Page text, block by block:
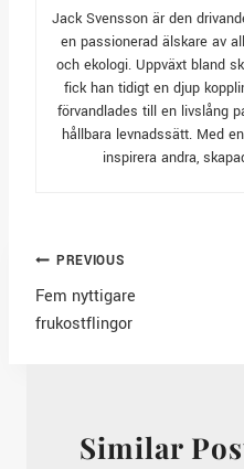
Jack Svensson är den
en passionerad älskare av
och ekologi. Uppväxt bland
fick han tidigt en djup
förvandlades till en livslång
hållbara levnadssätt. Med
inspirera andra,
Post
navigation
PREVIOUS
Fem nyttigare
frukostflingor
Similar